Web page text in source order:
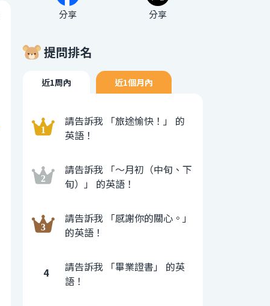
分享 分享
提問排名
近1周內 近1個月內
請告訴我 「旅途愉快！」 的
英語！
請告訴我 「〜月初（中旬、下
旬）」 的英語！
請告訴我 「感謝你的關心。」
的英語！
4
請告訴我 「畢業證書」 的英
語！